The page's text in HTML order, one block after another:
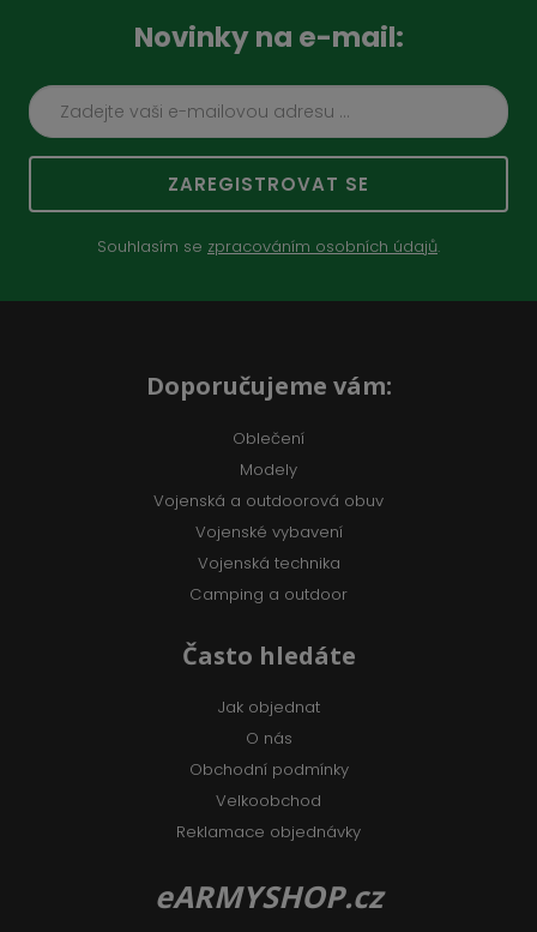
Novinky na e-mail:
ZAREGISTROVAT SE
Souhlasím se zpracováním osobních údajů.
Doporučujeme vám:
Oblečení
Modely
Vojenská a outdoorová obuv
Vojenské vybavení
Vojenská technika
Camping a outdoor
Často hledáte
Jak objednat
O nás
Obchodní podmínky
Velkoobchod
Reklamace objednávky
eARMYSHOP.cz